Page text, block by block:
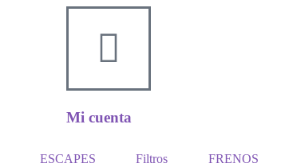
Mi cuenta
ESCAPES Filtros FRENOS